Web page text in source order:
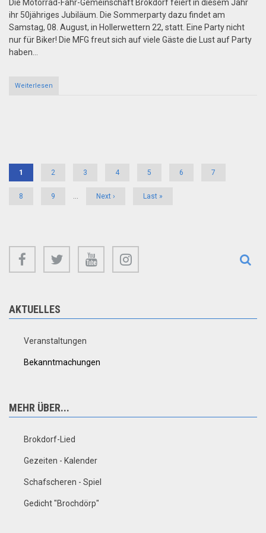
Die Motorrad-Fahr-Gemeinschaft Brokdorf feiert in diesem Jahr
ihr 50jähriges Jubiläum. Die Sommerparty dazu findet am
Samstag, 08. August, in Hollerwettern 22, statt. Eine Party nicht
nur für Biker! Die MFG freut sich auf viele Gäste die Lust auf Party
haben...
Weiterlesen
Aktuelle
Seite
1 Page
2 Page
3 Page
4 Page
5 Page
6 Page
7
Page
8 Page
9 …
Nächste
Next ›
Letzte
Last »
facebook twitter youtube
AKTUELLES
Veranstaltungen
Bekanntmachungen
MEHR ÜBER...
Brokdorf-Lied
Gezeiten - Kalender
Schafscheren - Spiel
Gedicht "Brochdörp"